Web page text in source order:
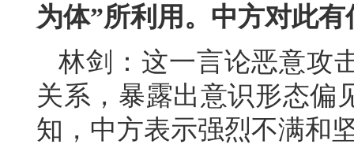
为体”所利用。中方对此有
林剑：这一言论恶意攻
关系，暴露出意识形态偏
知，中方表示强烈不满和